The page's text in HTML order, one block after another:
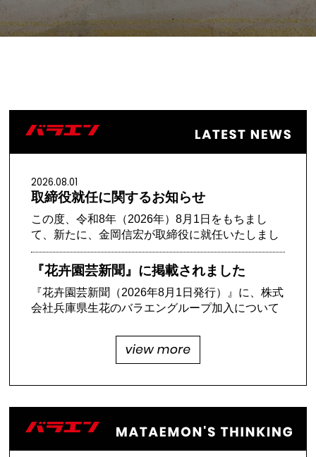
2026.08.01
取締役就任に関するお知らせ
この度、令和8年（2026年）8月1日をもちまし
て、新たに、金岡信宏が取締役に就任いたしまし
た。 ……
『花卉園芸新聞』に掲載されました
『花卉園芸新聞（2026年8月1日発行）』に、株式
会社兵庫県生花のバラエングループ加入について